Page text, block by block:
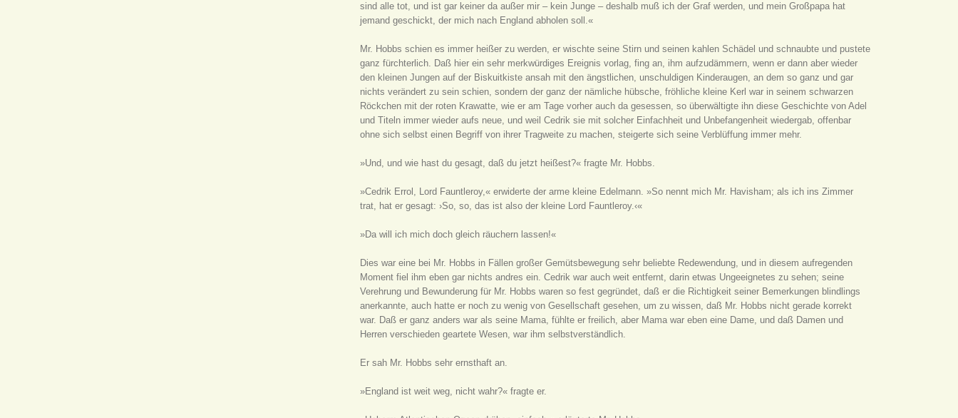
sind alle tot, und ist gar keiner da außer mir – kein Junge – deshalb muß ich der Graf werden, und mein Großpapa hat
jemand geschickt, der mich nach England abholen soll.«
Mr. Hobbs schien es immer heißer zu werden, er wischte seine Stirn und seinen kahlen Schädel und schnaubte und pustete
ganz fürchterlich. Daß hier ein sehr merkwürdiges Ereignis vorlag, fing an, ihm aufzudämmern, wenn er dann aber wieder
den kleinen Jungen auf der Biskuitkiste ansah mit den ängstlichen, unschuldigen Kinderaugen, an dem so ganz und gar
nichts verändert zu sein schien, sondern der ganz der nämliche hübsche, fröhliche kleine Kerl war in seinem schwarzen
Röckchen mit der roten Krawatte, wie er am Tage vorher auch da gesessen, so überwältigte ihn diese Geschichte von Adel
und Titeln immer wieder aufs neue, und weil Cedrik sie mit solcher Einfachheit und Unbefangenheit wiedergab, offenbar
ohne sich selbst einen Begriff von ihrer Tragweite zu machen, steigerte sich seine Verblüffung immer mehr.
»Und, und wie hast du gesagt, daß du jetzt heißest?« fragte Mr. Hobbs.
»Cedrik Errol, Lord Fauntleroy,« erwiderte der arme kleine Edelmann. »So nennt mich Mr. Havisham; als ich ins Zimmer
trat, hat er gesagt: ›So, so, das ist also der kleine Lord Fauntleroy.‹«
»Da will ich mich doch gleich räuchern lassen!«
Dies war eine bei Mr. Hobbs in Fällen großer Gemütsbewegung sehr beliebte Redewendung, und in diesem aufregenden
Moment fiel ihm eben gar nichts andres ein. Cedrik war auch weit entfernt, darin etwas Ungeeignetes zu sehen; seine
Verehrung und Bewunderung für Mr. Hobbs waren so fest gegründet, daß er die Richtigkeit seiner Bemerkungen blindlings
anerkannte, auch hatte er noch zu wenig von Gesellschaft gesehen, um zu wissen, daß Mr. Hobbs nicht gerade korrekt
war. Daß er ganz anders war als seine Mama, fühlte er freilich, aber Mama war eben eine Dame, und daß Damen und
Herren verschieden geartete Wesen, war ihm selbstverständlich.
Er sah Mr. Hobbs sehr ernsthaft an.
»England ist weit weg, nicht wahr?« fragte er.